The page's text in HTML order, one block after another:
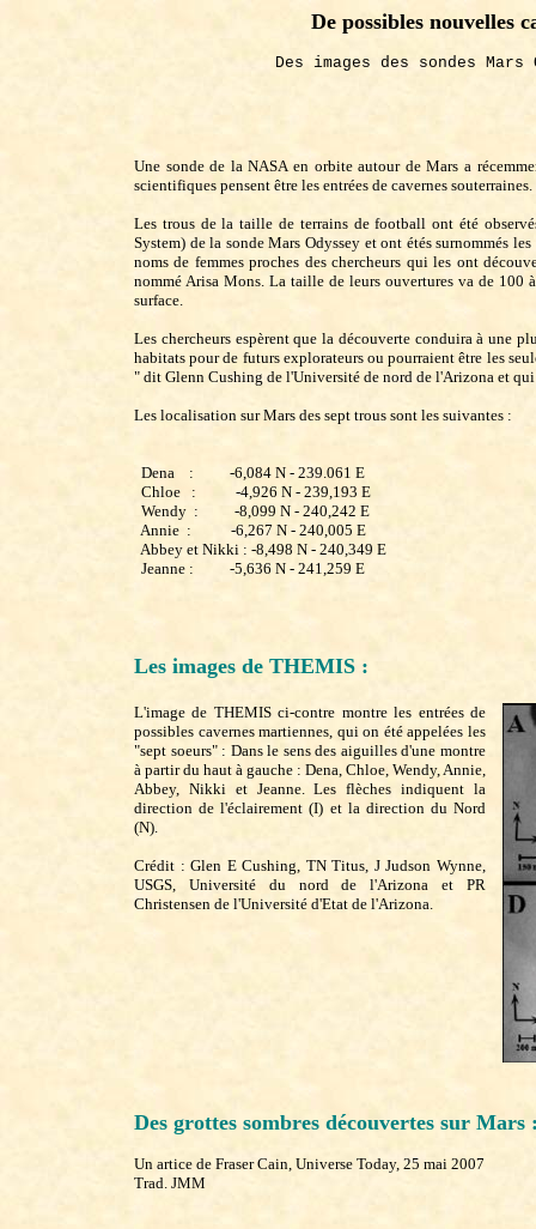
De possibles nouvelles
Des images des sondes
Une sonde de la NASA en orbite autour de Mars a
scientifiques pensent être les entrées de cavernes souterraines.
Les trous de la taille de terrains de football ont été
System) de la sonde Mars Odyssey et ont étés surnommés
noms de femmes proches des chercheurs qui les ont
nommé Arisa Mons. La taille de leurs ouvertures va de 100
surface.
Les chercheurs espèrent que la découverte conduira à une
habitats pour de futurs explorateurs ou pourraient être les
" dit Glenn Cushing de l'Université de nord de l'Arizona et qui
Les localisation sur Mars des sept trous sont les suivantes :
  Dena    :          -6,084 N - 239.061 E
  Chloe   :           -4,926 N - 239,193 E
  Wendy  :          -8,099 N - 240,242 E
  Annie  :           -6,267 N - 240,005 E
  Abbey et Nikki : -8,498 N - 240,349 E
Les images de THEMIS :
L'image de THEMIS ci-contre montre les entrées de
possibles cavernes martiennes, qui on été appelées les
"sept soeurs" : Dans le sens des aiguilles d'une montre
à partir du haut à gauche : Dena, Chloe, Wendy, Annie,
Abbey, Nikki et Jeanne. Les flèches indiquent la
direction de l'éclairement (I) et la direction du Nord
(N).
Crédit : Glen E Cushing, TN Titus, J Judson Wynne,
USGS, Université du nord de l'Arizona et PR
Christensen de l'Université d'Etat de l'Arizona.
Des grottes sombres découvertes sur Mars
Un artice de Fraser Cain, Universe Today, 25 mai 2007
Trad. JMM